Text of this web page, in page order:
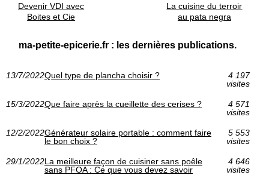
Devenir VDI avec
Boites et Cie
La cuisine du terroir
au pata negra
ma-petite-epicerie.fr : les dernières publications.
13/7/2022Quel type de plancha choisir ?
4 197
visites
15/3/2022Que faire après la cueillette des cerises ?
4 571
visites
12/2/2022Générateur solaire portable : comment faire
le bon choix ?
5 553
visites
29/1/2022La meilleure façon de cuisiner sans poêle
sans PFOA : Ce que vous devez savoir
4 646
visites